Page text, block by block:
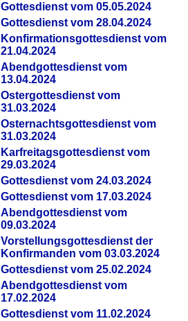
Gottesdienst vom 05.05.2024
Gottesdienst vom 28.04.2024
Konfirmationsgottesdienst vom
21.04.2024
Abendgottesdienst vom
13.04.2024
Ostergottesdienst vom
31.03.2024
Osternachtsgottesdienst vom
31.03.2024
Karfreitagsgottesdienst vom
29.03.2024
Gottesdienst vom 24.03.2024
Gottesdienst vom 17.03.2024
Abendgottesdienst vom
09.03.2024
Vorstellungsgottesdienst der
Konfirmanden vom 03.03.2024
Gottesdienst vom 25.02.2024
Abendgottesdienst vom
17.02.2024
Gottesdienst vom 11.02.2024